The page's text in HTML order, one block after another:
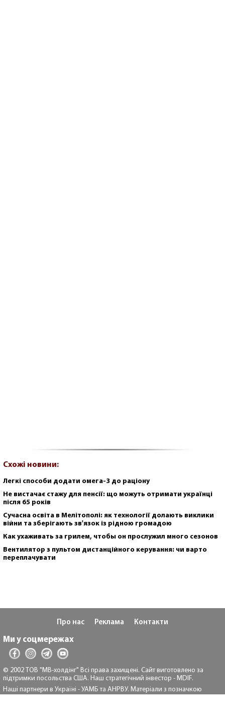
Схожі новини:
Легкі способи додати омега-3 до раціону
Не вистачає стажу для пенсії: що можуть отримати українці
після 65 років
Сучасна освіта в Мелітополі: як технології долають виклики
війни та зберігають зв'язок із рідною громадою
Как ухаживать за грилем, чтобы он прослужил много сезонов
Вентилятор з пультом дистанційного керування: чи варто
переплачувати
Про нас Реклама Контакти
Ми у соцмережах
© 2002 ТОВ "МВ-холдінг" Всі права захищені. Сайт виготовлено за
підтримки посольства США. Наш стратегічний інвестор - MDIF.
Наші партнери в Україні - УАМБ та АНРВУ. Матеріали з позначкою